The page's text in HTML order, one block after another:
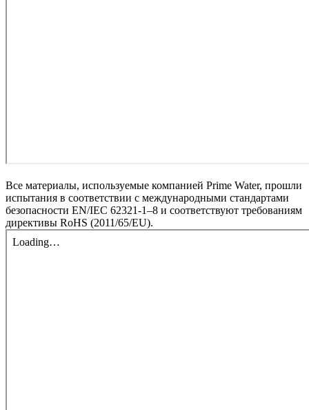
Все материалы, используемые компанией Prime Water, прошли
испытания в соответствии с международными стандартами
безопасности EN/IEC 62321-1–8 и соответствуют требованиям
директивы RoHS (2011/65/EU).